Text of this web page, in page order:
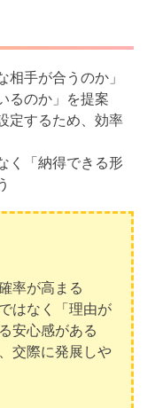
相手が合うのか」
るのか」を提案
定するため、効率
く「納得できる形
率が高まる
はなく「理由が
安心感がある
交際に発展しや